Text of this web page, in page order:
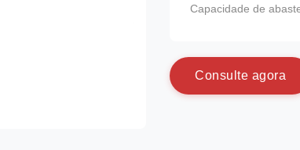
Capacidade de
Consu te agora